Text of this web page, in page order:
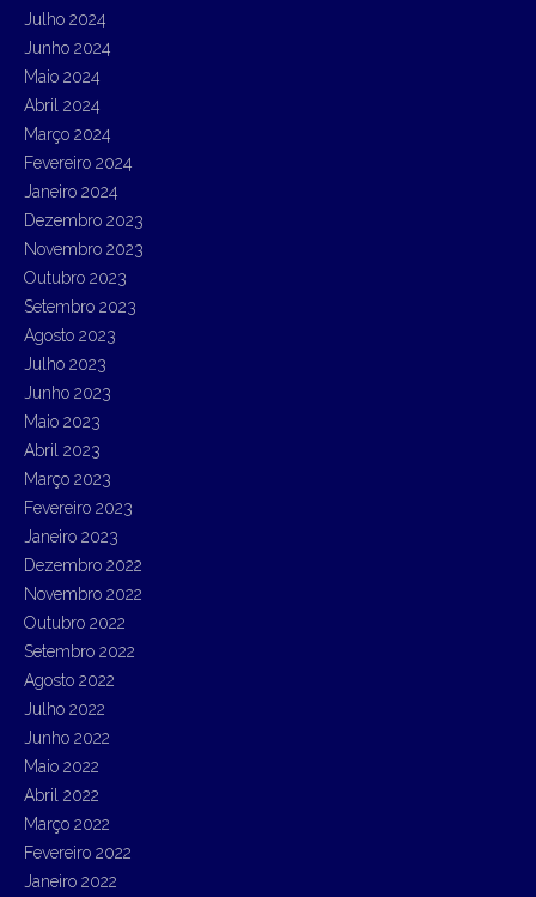
Julho 2024
Junho 2024
Maio 2024
Abril 2024
Março 2024
Fevereiro 2024
Janeiro 2024
Dezembro 2023
Novembro 2023
Outubro 2023
Setembro 2023
Agosto 2023
Julho 2023
Junho 2023
Maio 2023
Abril 2023
Março 2023
Fevereiro 2023
Janeiro 2023
Dezembro 2022
Novembro 2022
Outubro 2022
Setembro 2022
Agosto 2022
Julho 2022
Junho 2022
Maio 2022
Abril 2022
Março 2022
Fevereiro 2022
Janeiro 2022